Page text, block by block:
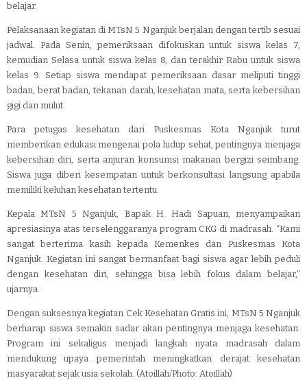
belajar.
Pelaksanaan kegiatan di MTsN 5 Nganjuk berjalan dengan tertib sesuai
jadwal. Pada Senin, pemeriksaan difokuskan untuk siswa kelas 7,
kemudian Selasa untuk siswa kelas 8, dan terakhir Rabu untuk siswa
kelas 9. Setiap siswa mendapat pemeriksaan dasar meliputi tinggi
badan, berat badan, tekanan darah, kesehatan mata, serta kebersihan
gigi dan mulut.
Para petugas kesehatan dari Puskesmas Kota Nganjuk turut
memberikan edukasi mengenai pola hidup sehat, pentingnya menjaga
kebersihan diri, serta anjuran konsumsi makanan bergizi seimbang.
Siswa juga diberi kesempatan untuk berkonsultasi langsung apabila
memiliki keluhan kesehatan tertentu.
Kepala MTsN 5 Nganjuk, Bapak H. Hadi Sapuan, menyampaikan
apresiasinya atas terselenggaranya program CKG di madrasah. “Kami
sangat berterima kasih kepada Kemenkes dan Puskesmas Kota
Nganjuk. Kegiatan ini sangat bermanfaat bagi siswa agar lebih peduli
dengan kesehatan diri, sehingga bisa lebih fokus dalam belajar,”
ujarnya.
Dengan suksesnya kegiatan Cek Kesehatan Gratis ini, MTsN 5 Nganjuk
berharap siswa semakin sadar akan pentingnya menjaga kesehatan.
Program ini sekaligus menjadi langkah nyata madrasah dalam
mendukung upaya pemerintah meningkatkan derajat kesehatan
masyarakat sejak usia sekolah. (Atoillah/Photo: Atoillah)